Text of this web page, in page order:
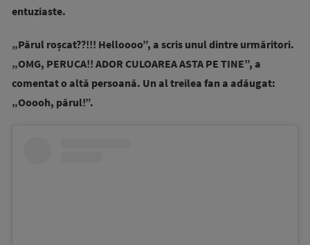
entuziaste.
„Părul roșcat??!!! Helloooo”, a scris unul dintre urmăritori.
„OMG, PERUCA!! ADOR CULOAREA ASTA PE TINE”, a
comentat o altă persoană. Un al treilea fan a adăugat:
„Ooooh, părul!”.